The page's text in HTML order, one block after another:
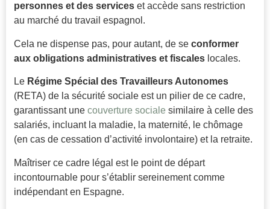
personnes et des serviceset accède sans restriction
au marché du travail espagnol.
Cela ne dispense pas, pour autant, de se conformer
aux obligations administratives et fiscaleslocales.
Le Régime Spécial des Travailleurs Autonomes
(RETA) de la sécurité sociale est un pilier de ce cadre,
garantissant une couverture sociale similaire à celle des
salariés, incluant la maladie, la maternité, le chômage
(en cas de cessation d’activité involontaire) et la retraite.
Maîtriser ce cadre légal est le point de départ
incontournable pour s’établir sereinement comme
indépendant en Espagne.